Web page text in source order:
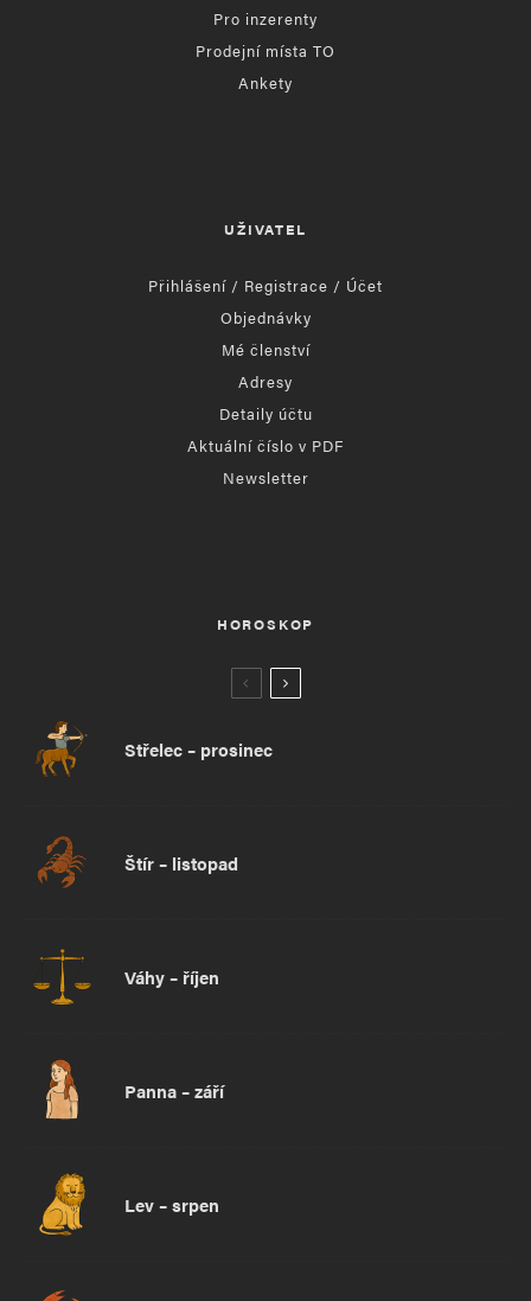
Pro inzerenty
Prodejní místa TO
Ankety
UŽIVATEL
Přihlášení / Registrace / Účet
Objednávky
Mé členství
Adresy
Detaily účtu
Aktuální číslo v PDF
Newsletter
HOROSKOP
Střelec – prosinec
Štír – listopad
Váhy – říjen
Panna – září
Lev – srpen